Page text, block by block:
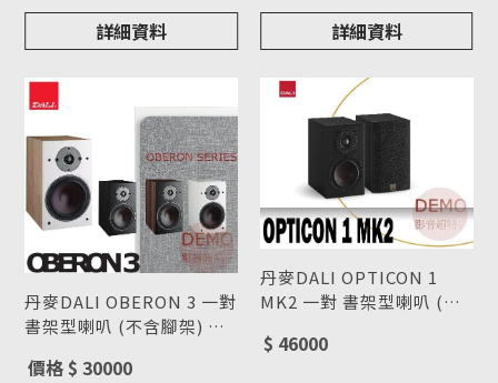
詳細資料
詳細資料
丹麥DALI OBERON 3 一對
書架型喇叭 (不含腳架) 請
價格 $ 30000
丹麥DALI OPTICON 1
MK2 一對 書架型喇叭 (不
$ 46000